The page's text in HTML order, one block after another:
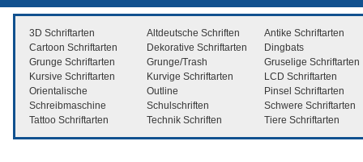
3D Schriftarten Altdeutsche Schriften
Antike Schriftarten
Cartoon Schriftarten
Dekorative Schriftarten
Dingbats
Grunge Schriftarten
Grunge/Trash
Gruselige Schriftarten
Kursive Schriftarten
Kurvige Schriftarten
LCD Schriftarten
Orientalische
Outline
Pinsel Schriftarten
Schreibmaschine
Schulschriften
Schwere Schriftarten
Tattoo Schriftarten
Technik Schriften Tiere Schriftarten